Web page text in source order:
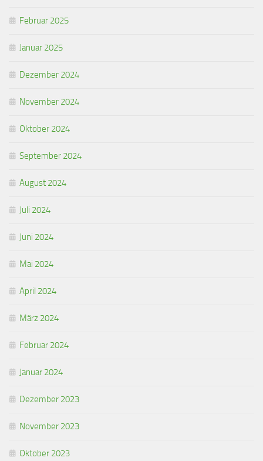
Februar 2025
Januar 2025
Dezember 2024
November 2024
Oktober 2024
September 2024
August 2024
Juli 2024
Juni 2024
Mai 2024
April 2024
März 2024
Februar 2024
Januar 2024
Dezember 2023
November 2023
Oktober 2023